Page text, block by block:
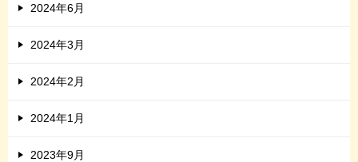
2024年6月
2024年3月
2024年2月
2024年1月
2023年9月